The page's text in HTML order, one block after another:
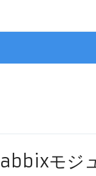
モジ